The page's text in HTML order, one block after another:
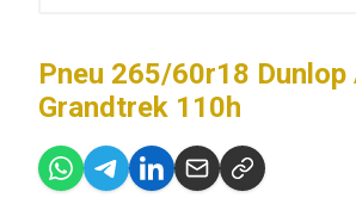
Pneu 265/60r18 Dunlop
Grandtrek 110h